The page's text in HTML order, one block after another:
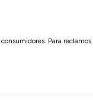
Para reclamos